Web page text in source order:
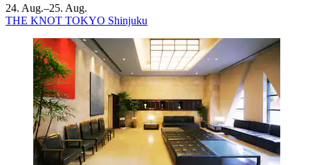
24. Aug.–25. Aug.
THE KNOT TOKYO Shinjuku